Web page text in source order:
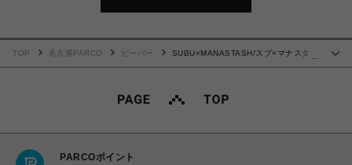
…
TOP 名古屋PARCO ビーバー
SUBU×MANASTASH/スブ×マナスタッ
PARCOポイント